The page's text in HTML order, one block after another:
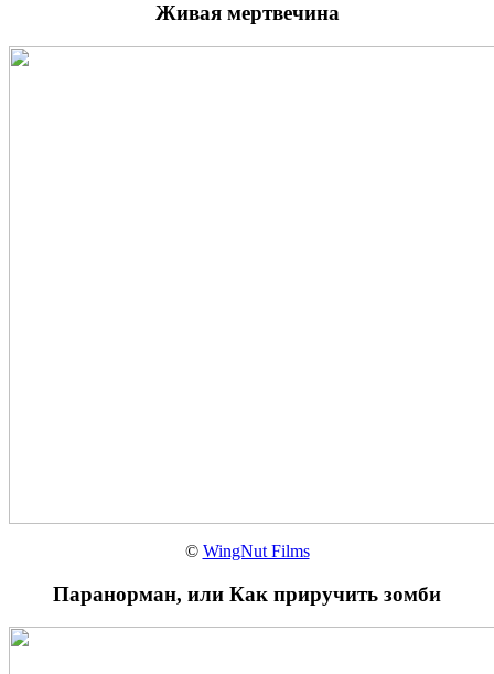
Живая мертвечина
© WingNut Films
Паранорман, или Как приручить зомби